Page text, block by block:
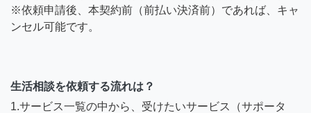
※依頼申請後、本契約前（前払い決済前）であれば、キャ
ンセル可能です。
生活相談を依頼する流れは？
1.サービス一覧の中から、受けたいサービス（サポータ